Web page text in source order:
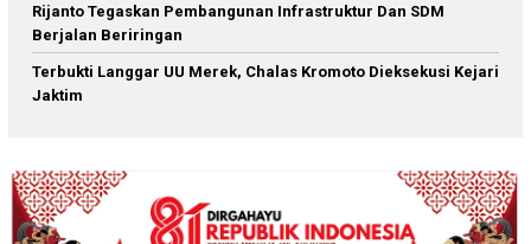
Rijanto Tegaskan Pembangunan Infrastruktur Dan SDM
Berjalan Beriringan
Terbukti Langgar UU Merek, Chalas Kromoto Dieksekusi Kejari
Jaktim